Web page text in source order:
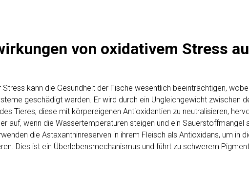
von oxidativem Stress
Stress kann die Gesundheit der Fische wesentlich beeinträchtigen,
geschädigt werden. Er wird durch ein Ungleichgewicht zwischen
Tieres, diese mit körpereigenen Antioxidantien zu neutralisieren,
auf, wenn die Wassertemperaturen steigen und ein Sauerstoffmangel
die Astaxanthinreserven in ihrem Fleisch als Antioxidans, um in
Dies ist ein Überlebensmechanismus und führt zu schwerem